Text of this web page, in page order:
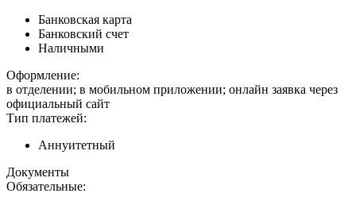
Банковская карта
Банковский счет
Наличными
Оформление:
в отделении; в мобильном приложении; онлайн заявка через
официальный сайт
Тип платежей:
Аннуитетный
Документы
Обязательные: